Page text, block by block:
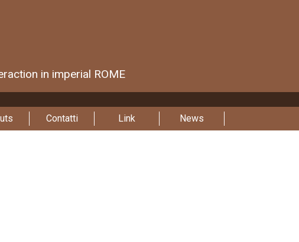
in imperial ROME
Contatti Link News